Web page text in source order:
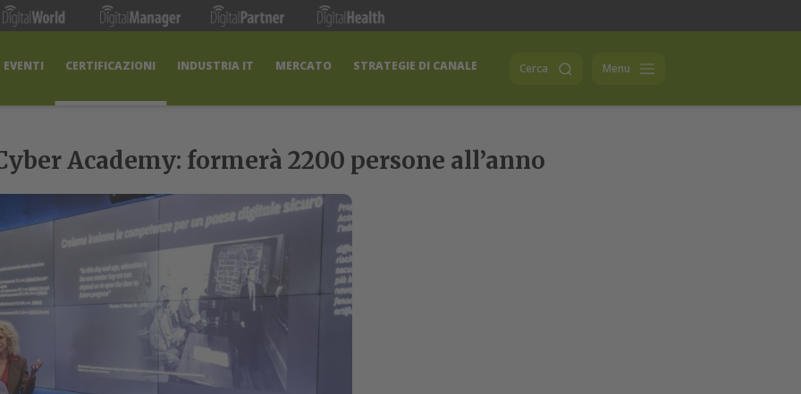
EVENTI CERTIFICAZIONI INDUSTRIA IT MERCATO STRATEGIE DI CANALE Cerca Menu
Academy: formerà 2200 persone all’anno